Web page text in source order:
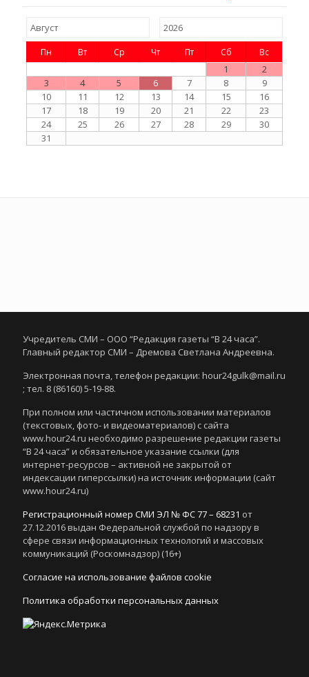
Пн Вт Ср Чт Пт Сб Вс
1
2
3
4 5 6 7 8
9
10
11 12 13 14 15
16
17
18 19 20 21 22
23
24
25 26 27 28 29
30
31
Учредитель СМИ – ООО “Редакция газеты “В 24 часа”.
Главный редактор СМИ – Дремова Светлана Андреевна.
Электронная почта, телефон редакции: hour24gulk@mail.ru
; тел. 8 (86160) 5-19-88.
При полном или частичном использовании материалов
(текстовых, фото- и видеоматериалов) с сайта
www.hour24.ru необходимо разрешение редакции газеты
“В 24 часа” и обязательное указание ссылки (для
интернет-ресурсов – активной не закрытой от
индексации гиперссылки) на источник информации (сайт
www.hour24.ru)
Регистрационный номер СМИ ЭЛ № ФС 77 – 68231 от
27.12.2016 выдан Федеральной службой по надзору в
сфере связи информационных технологий и массовых
коммуникаций (Роскомнадзор) (16+)
Согласие на использование файлов cookie
Политика обработки персональных данных